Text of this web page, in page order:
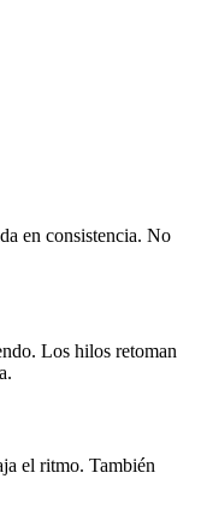
en consistencia. No
Los hilos retoman
el ritmo. También